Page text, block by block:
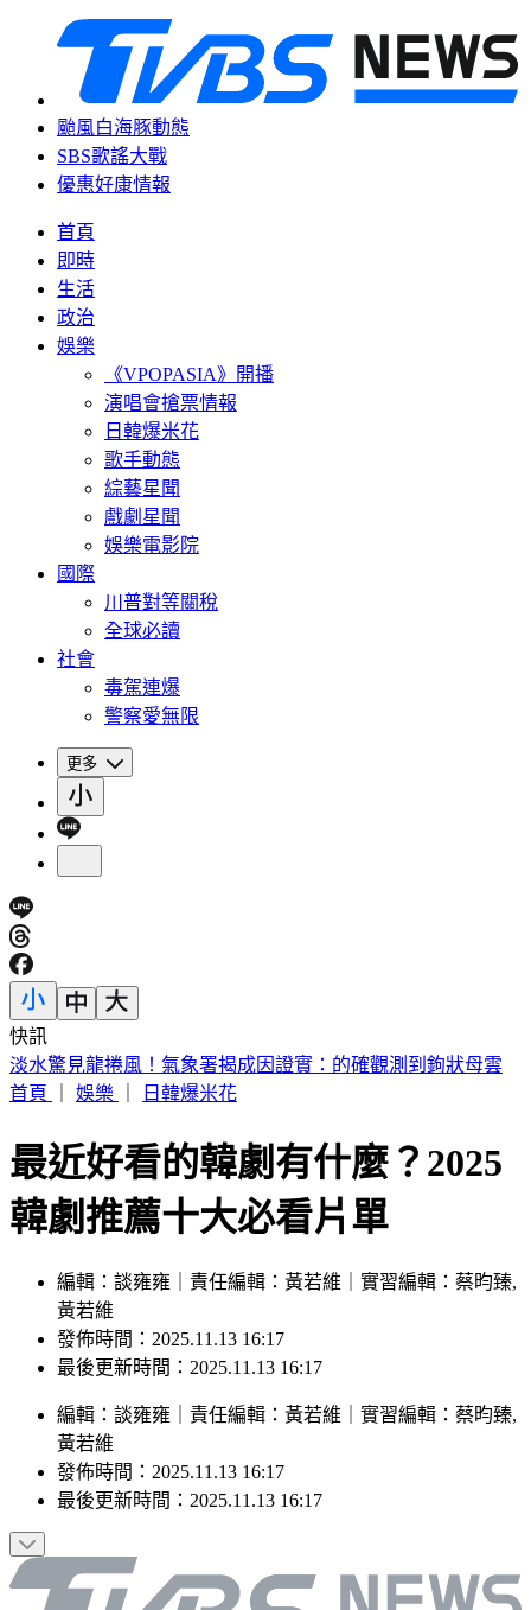
颱風白海豚動態
SBS歌謠大戰
優惠好康情報
首頁
即時
生活
政治
娛樂
《VPOPASIA》開播
演唱會搶票情報
日韓爆米花
歌手動態
綜藝星聞
戲劇星聞
娛樂電影院
國際
川普對等關稅
全球必讀
社會
毒駕連爆
警察愛無限
更多
快訊
父親節曬抱兒舊照！王世堅年輕帥樣網驚呼
首頁
娛樂 日韓爆米花
最近好看的韓劇有什麼？2025
韓劇推薦十大必看片單
編輯：談雍雍｜責任編輯：黃若維｜實習編輯：蔡昀臻,
黃若維
發佈時間：2025.11.13 16:17
最後更新時間：2025.11.13 16:17
編輯 ： 談雍雍 責任編輯 ： 黃若維 實習編輯 ： 蔡昀臻,
黃若維
發佈時間： 2025.11.13 16:17
最後更新時間： 2025.11.13 16:17